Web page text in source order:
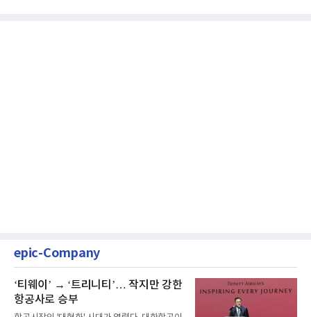
epic-Company
‘티웨이’ → ‘트리니티’… 작지만 강한
항공사로 승부